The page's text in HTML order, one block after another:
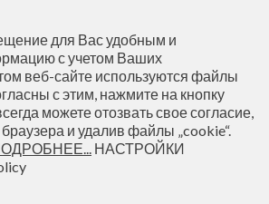
для Вас удобным и
с учетом Ваших
веб-сайте используются файлы
с этим, нажмите на кнопку
можете отозвать свое согласие,
и удалив файлы „cookie“.
НАСТРОЙКИ